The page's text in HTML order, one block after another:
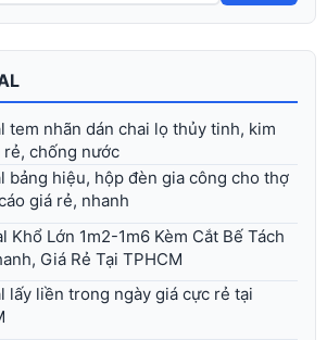
tem nhãn dán chai lọ thủy tinh, kim
rẻ, chống nước
bảng hiệu, hộp đèn gia công cho thợ
giá rẻ, nhanh
Khổ Lớn 1m2-1m6 Kèm Cắt Bế Tách
Giá Rẻ Tại TPHCM
lấy liền trong ngày giá cực rẻ tại